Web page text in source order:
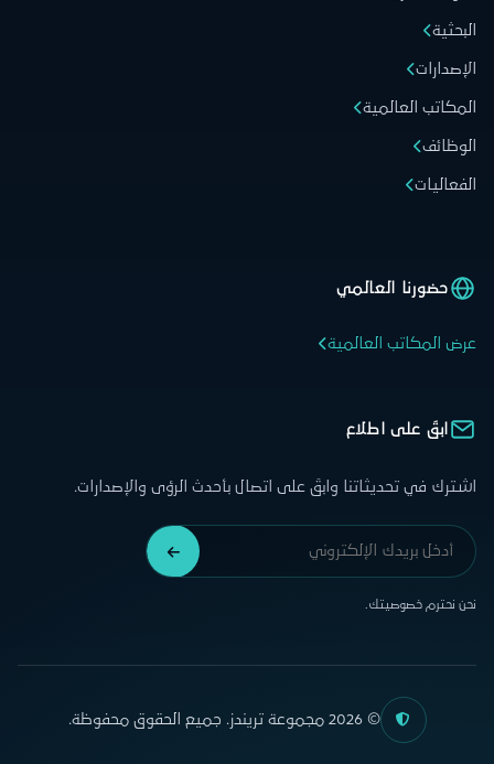
البحثية
الإصدارات
المكاتب العالمية
الوظائف
الفعاليات
حضورنا العالمي
عرض المكاتب العالمية
ابقَ على اطلاع
اشترك في تحديثاتنا وابقَ على اتصال بأحدث الرؤى والإصدارات.
نحن نحترم خصوصيتك.
© 2026 مجموعة تريندز. جميع الحقوق محفوظة.